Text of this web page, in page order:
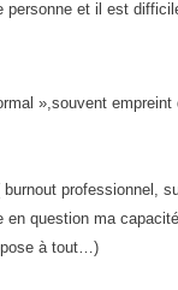
et il est
»,souvent
professionnel,
question ma
à tout…)